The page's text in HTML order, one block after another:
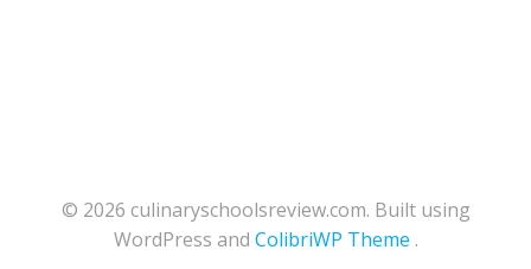
© 2026 culinaryschoolsreview.com. Built using
WordPress and ColibriWP Theme .